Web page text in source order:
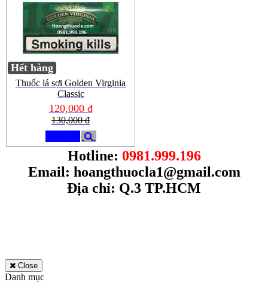
Hết hàng
Thuốc lá sợi Golden Virginia
Classic
120,000 đ
130,000 đ
Hotline: 0981.999.196
Email: hoangthuocla1@gmail.com
Địa chỉ: Q.3 TP.HCM
Close
Danh mục